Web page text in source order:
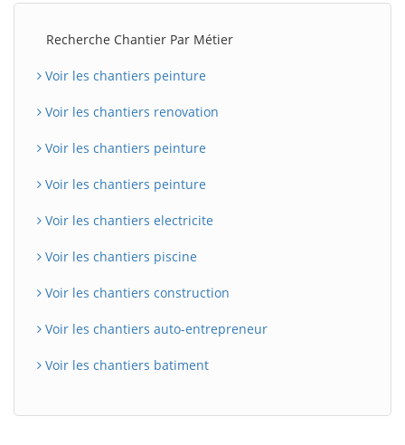
Recherche Chantier Par Métier
Voir les chantiers peinture
Voir les chantiers renovation
Voir les chantiers peinture
Voir les chantiers peinture
Voir les chantiers electricite
Voir les chantiers piscine
Voir les chantiers construction
Voir les chantiers auto-entrepreneur
Voir les chantiers batiment